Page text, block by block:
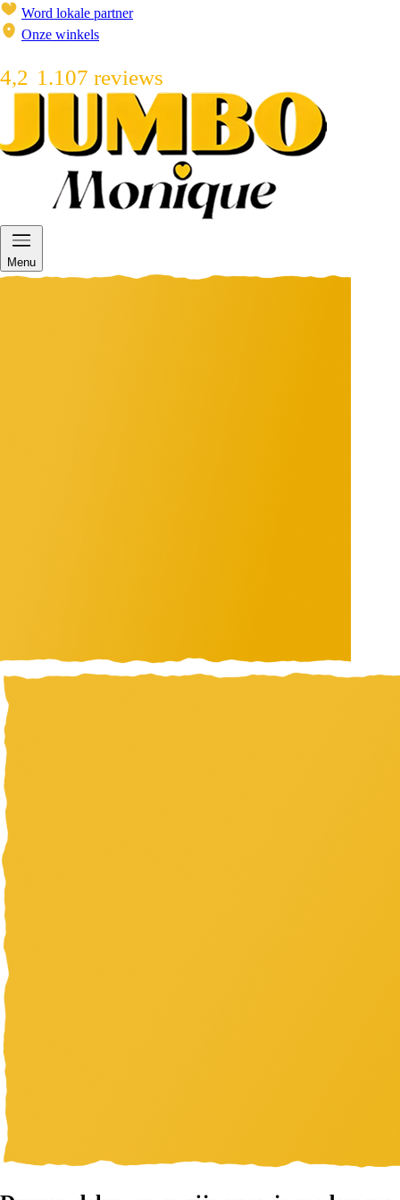
Word lokale partner
Onze winkels
4,2 1.107 reviews
Menu